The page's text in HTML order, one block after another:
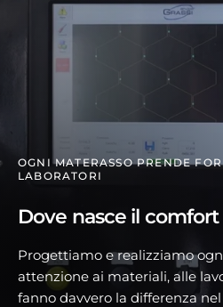
OGNI MATERASSO PRENDE
LABORATORI
Dove nasce il
Progettiamo e realizziamo
attenzione ai materiali, alle
fanno davvero la differenza